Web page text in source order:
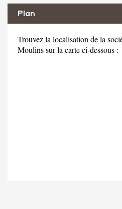
Plan
Trouvez la localisation de la
Moulins sur la carte ci-dessous :